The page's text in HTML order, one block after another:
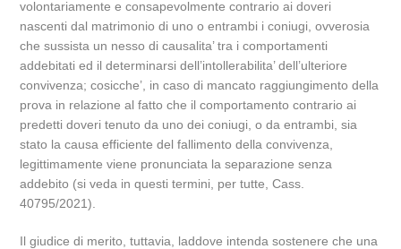
volontariamente e consapevolmente contrario ai doveri
nascenti dal matrimonio di uno o entrambi i coniugi, ovverosia
che sussista un nesso di causalita’ tra i comportamenti
addebitati ed il determinarsi dell’intollerabilita’ dell’ulteriore
convivenza; cosicche’, in caso di mancato raggiungimento della
prova in relazione al fatto che il comportamento contrario ai
predetti doveri tenuto da uno dei coniugi, o da entrambi, sia
stato la causa efficiente del fallimento della convivenza,
legittimamente viene pronunciata la separazione senza
addebito (si veda in questi termini, per tutte, Cass.
40795/2021).
Il giudice di merito, tuttavia, laddove intenda sostenere che una